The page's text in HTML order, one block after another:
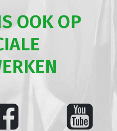
OOK OP